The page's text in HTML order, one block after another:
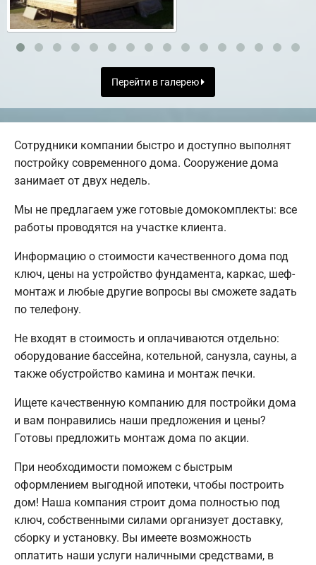
Перейти в галерею
Сотрудники компании быстро и доступно выполнят
постройку современного дома. Сооружение дома
занимает от двух недель.
Мы не предлагаем уже готовые домокомплекты: все
работы проводятся на участке клиента.
Информацию о стоимости качественного дома под
ключ, цены на устройство фундамента, каркас, шеф-
монтаж и любые другие вопросы вы сможете задать
по телефону.
Не входят в стоимость и оплачиваются отдельно:
оборудование бассейна, котельной, санузла, сауны, а
также обустройство камина и монтаж печки.
Ищете качественную компанию для постройки дома
и вам понравились наши предложения и цены?
Готовы предложить монтаж дома по акции.
При необходимости поможем с быстрым
оформлением выгодной ипотеки, чтобы построить
дом! Наша компания строит дома полностью под
ключ, собственными силами организует доставку,
сборку и установку. Вы имеете возможность
оплатить наши услуги наличными средствами, в